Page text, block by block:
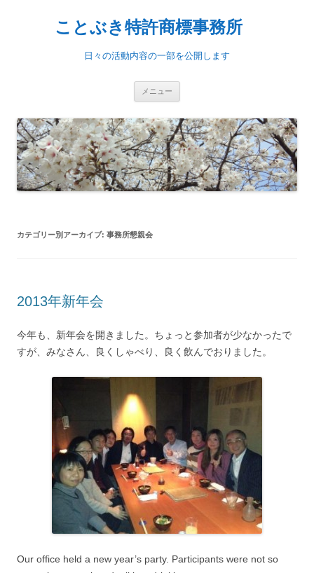
ことぶき特許商標事務所
日々の活動内容の一部を公開します
メニュー
カテゴリー別アーカイブ: 事務所懇親会
2013年新年会
今年も、新年会を開きました。ちょっと参加者が少なかったで
すが、みなさん、良くしゃべり、良く飲んでおりました。
Our office held a new year’s party. Participants were not so